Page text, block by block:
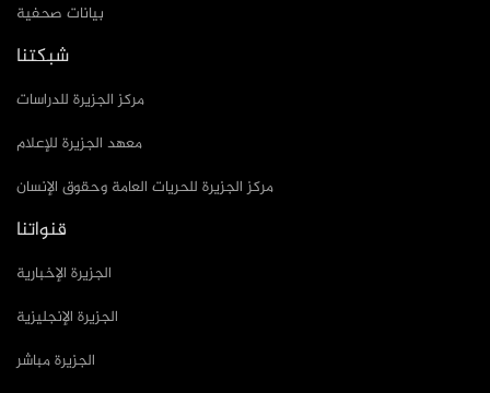
بيانات صحفية
شبكتنا
مركز الجزيرة للدراسات
معهد الجزيرة للإعلام
مركز الجزيرة للحريات العامة وحقوق الإنسان
قنواتنا
الجزيرة الإخبارية
الجزيرة الإنجليزية
الجزيرة مباشر